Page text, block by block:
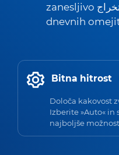
zanesljivo استخراجite zvok MP3 brez
dnevnih
Bitna hitrost
Določa kakovost
Izberite »Auto«
najboljše